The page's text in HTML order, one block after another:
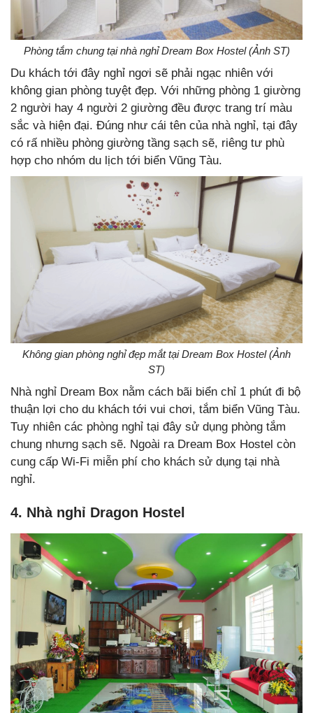
Phòng tắm chung tại nhà nghỉ Dream Box Hostel (Ảnh ST)
Du khách tới đây nghỉ ngơi sẽ phải ngạc nhiên với
không gian phòng tuyệt đẹp. Với những phòng 1 giường
2 người hay 4 người 2 giường đều được trang trí màu
sắc và hiện đại. Đúng như cái tên của nhà nghỉ, tại đây
có rấ nhiều phòng giường tầng sạch sẽ, riêng tư phù
hợp cho nhóm du lịch tới biển Vũng Tàu.
Không gian phòng nghỉ đẹp mắt tại Dream Box Hostel (Ảnh
ST)
Nhà nghỉ Dream Box nằm cách bãi biển chỉ 1 phút đi bộ
thuận lợi cho du khách tới vui chơi, tắm biển Vũng Tàu.
Tuy nhiên các phòng nghỉ tại đây sử dụng phòng tắm
chung nhưng sạch sẽ. Ngoài ra Dream Box Hostel còn
cung cấp Wi-Fi miễn phí cho khách sử dụng tại nhà
nghỉ.
4. Nhà nghỉ Dragon Hostel